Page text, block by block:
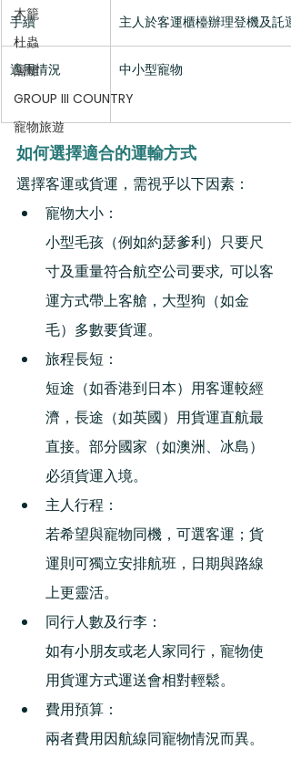
木籠
杜蟲
隔離
GROUP III COUNTRY
寵物旅遊
手續 主人於客運櫃檯辦理登機及託運
適用情況 中小型寵物
如何選擇適合的運輸方式
選擇客運或貨運，需視乎以下因素：
寵物大小：
小型毛孩（例如約瑟爹利）只要尺
寸及重量符合航空公司要求,  可以客
運方式帶上客艙，大型狗（如金
毛）多數要貨運。
旅程長短：
短途（如香港到日本）用客運較經
濟，長途（如英國）用貨運直航最
直接。部分國家（如澳洲、冰島）
必須貨運入境。
主人行程：
若希望與寵物同機，可選客運；貨
運則可獨立安排航班，日期與路線
上更靈活。
同行人數及行李：
如有小朋友或老人家同行，寵物使
用貨運方式運送會相對輕鬆。
費用預算：
兩者費用因航線同寵物情況而異。